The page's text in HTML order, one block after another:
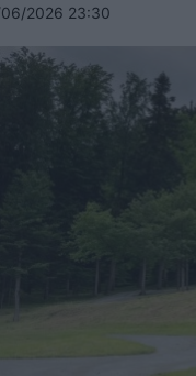
2026 23:30